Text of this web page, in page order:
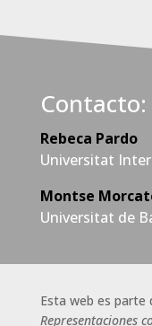
Contacto:
Rebeca Pardo
Universitat
Montse
Universitat de
Esta web es parte
Representaciones